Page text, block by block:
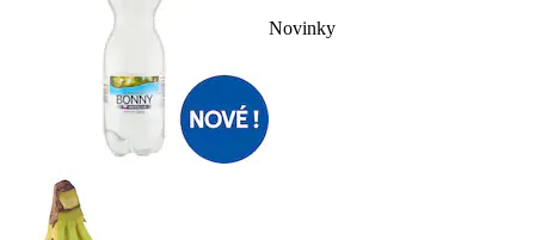
Novinky